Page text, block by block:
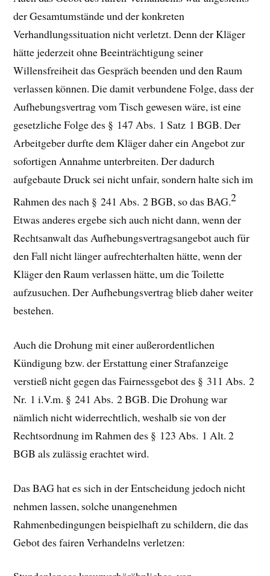
der Gesamtumstände und der konkreten
Verhandlungssituation nicht verletzt. Denn der Kläger
hätte jederzeit ohne Beeinträchtigung seiner
Willensfreiheit das Gespräch beenden und den Raum
verlassen können. Die damit verbundene Folge, dass der
Aufhebungsvertrag vom Tisch gewesen wäre, ist eine
gesetzliche Folge des § 147 Abs. 1 Satz 1 BGB. Der
Arbeitgeber durfte dem Kläger daher ein Angebot zur
sofortigen Annahme unterbreiten. Der dadurch
aufgebaute Druck sei nicht unfair, sondern halte sich im
Rahmen des nach § 241 Abs. 2 BGB, so das BAG.2
Etwas anderes ergebe sich auch nicht dann, wenn der
Rechtsanwalt das Aufhebungsvertragsangebot auch für
den Fall nicht länger aufrechterhalten hätte, wenn der
Kläger den Raum verlassen hätte, um die Toilette
aufzusuchen. Der Aufhebungsvertrag blieb daher weiter
bestehen.
Auch die Drohung mit einer außerordentlichen
Kündigung bzw. der Erstattung einer Strafanzeige
verstieß nicht gegen das Fairnessgebot des § 311 Abs. 2
Nr. 1 i.V.m. § 241 Abs. 2 BGB. Die Drohung war
nämlich nicht widerrechtlich, weshalb sie von der
Rechtsordnung im Rahmen des § 123 Abs. 1 Alt. 2
BGB als zulässig erachtet wird.
Das BAG hat es sich in der Entscheidung jedoch nicht
nehmen lassen, solche unangenehmen
Rahmenbedingungen beispielhaft zu schildern, die das
Gebot des fairen Verhandelns verletzen: